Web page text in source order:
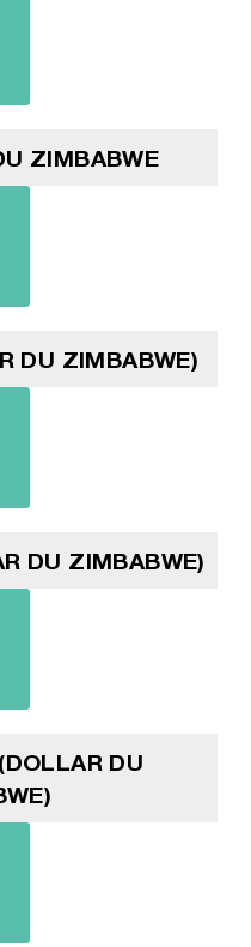
ZIMBABWE
DU ZIMBABWE)
DU ZIMBABWE)
DU